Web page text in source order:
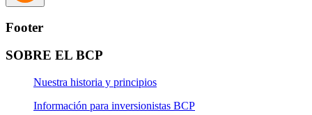
Footer
SOBRE EL BCP
Nuestra historia y principios
Información para inversionistas BCP